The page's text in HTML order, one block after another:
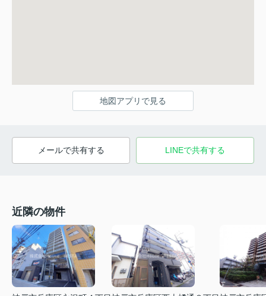
地図アプリで見る
メールで共有する LINEで共有する
近隣の物件